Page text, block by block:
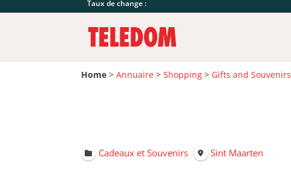
Taux de change :
Home >Annuaire >Shopping > Gifts and Souvenirs
Cadeaux et Souvenirs Sint Maarten